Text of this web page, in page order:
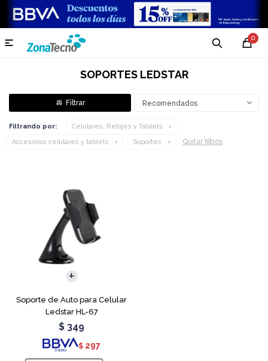
0

SOPORTES LEDSTAR
Recomendados
Filtrando por:
Celulares, Relojes y Tablets
Accesorios celulares y tablets
Soportes Quitar filtros
Soporte de Auto para Celular
Ledstar HL-67
$ 349
$ 297